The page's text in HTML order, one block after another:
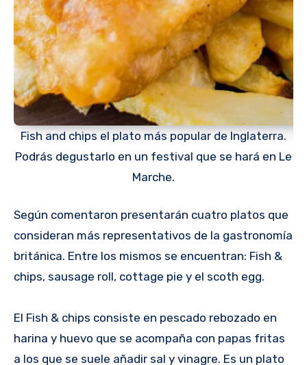
Fish and chips el plato más popular de Inglaterra.
Podrás degustarlo en un festival que se hará en Le
Marche.
Según comentaron presentarán cuatro platos que
consideran más representativos de la gastronomía
británica. Entre los mismos se encuentran: Fish &
chips, sausage roll, cottage pie y el scoth egg.
El Fish & chips consiste en pescado rebozado en
harina y huevo que se acompaña con papas fritas
a los que se suele añadir sal y vinagre. Es un plato